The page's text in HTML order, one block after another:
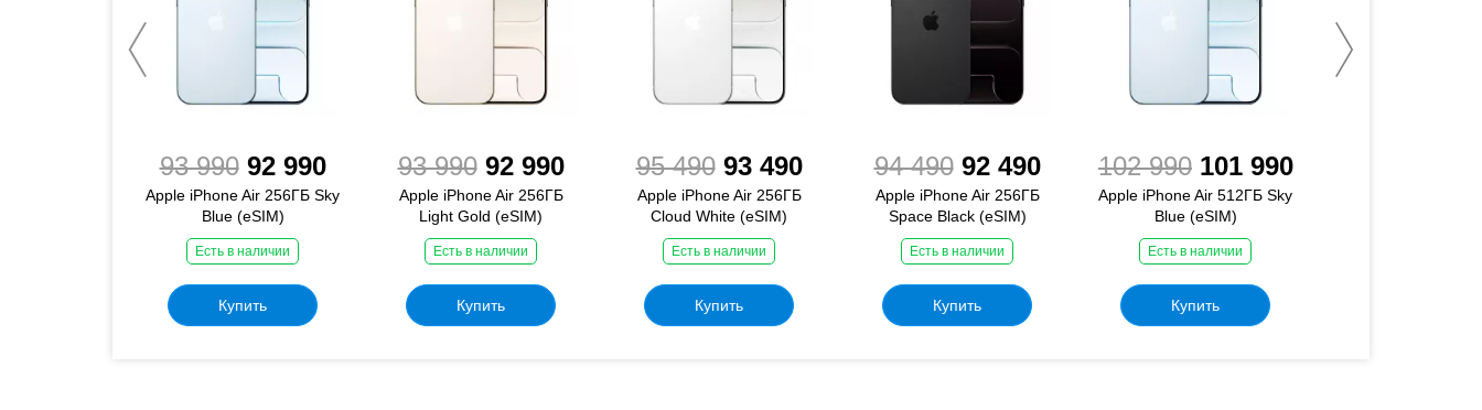
93 990 92 990
Apple iPhone Air 256ГБ Sky
Blue (eSIM)
Есть в наличии
Купить
93 990 92 990
Apple iPhone Air 256ГБ
Light Gold (eSIM)
Есть в наличии
Купить
95 490 93 490
Apple iPhone Air 256ГБ
Cloud White (eSIM)
Есть в наличии
Купить
94 490 92 490
Apple iPhone Air 256ГБ
Space Black (eSIM)
Есть в наличии
Купить
102 990 101 990
Apple iPhone Air 512ГБ Sky
Blue (eSIM)
Есть в наличии
Купить